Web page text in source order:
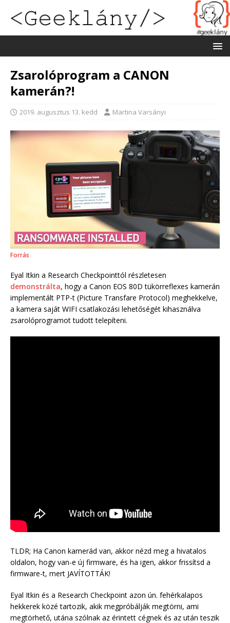
Zsarolóprogram a CANON
kamerán?!
2019. augusztus 13. kedd Martina Varsányi
Forrás
Eyal Itkin a Research Checkpointtól részletesen
demonstrálta, hogy a Canon EOS 80D tükörreflexes kamerán
implementált PTP-t (Picture Transfare Protocol) meghekkelve,
a kamera saját WIFI csatlakozási lehetőségét kihasználva
zsarolóprogramot tudott telepíteni.
TLDR; Ha Canon kamerád van, akkor nézd meg a hivatalos
oldalon, hogy van-e új firmware, és ha igen, akkor frissítsd a
firmware-t, mert JAVÍTOTTÁK!
Eyal Itkin és a Research Checkpoint azon ún. fehérkalapos
hekkerek közé tartozik, akik megpróbálják megtörni, ami
megtörhető, utána szólnak az érintett cégnek és az után teszik